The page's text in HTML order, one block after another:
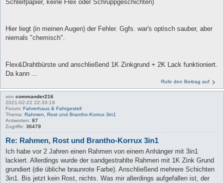
Schleifpapier, keine Flex oder Schruppgeschichten)
Hier liegt (in meinen Augen) der Fehler. Ggfs. war's optisch sauber, aber
niemals "chemisch".
Flex&Drahtbürste und anschließend 1K Zinkgrund + 2K Lack funktioniert.
Da kann ...
Rufe den Beitrag auf
von commander216
2021-02-22 22:33:19
Forum: Fahrerhaus & Fahrgestell
Thema: Rahmen, Rost und Brantho-Korrux 3in1
Antworten: 87
Zugriffe: 36479
Re: Rahmen, Rost und Brantho-Korrux 3in1
Ich habe vor 2 Jahren einen Rahmen von einem Anhänger mit 3in1
lackiert. Allerdings wurde der sandgestrahlte Rahmen mit 1K Zink Grund
grundiert (die übliche braunrote Farbe). Anschließend mehrere Schichten
3in1. Bis jetzt kein Rost, nichts. Was mir allerdings aufgefallen ist, der